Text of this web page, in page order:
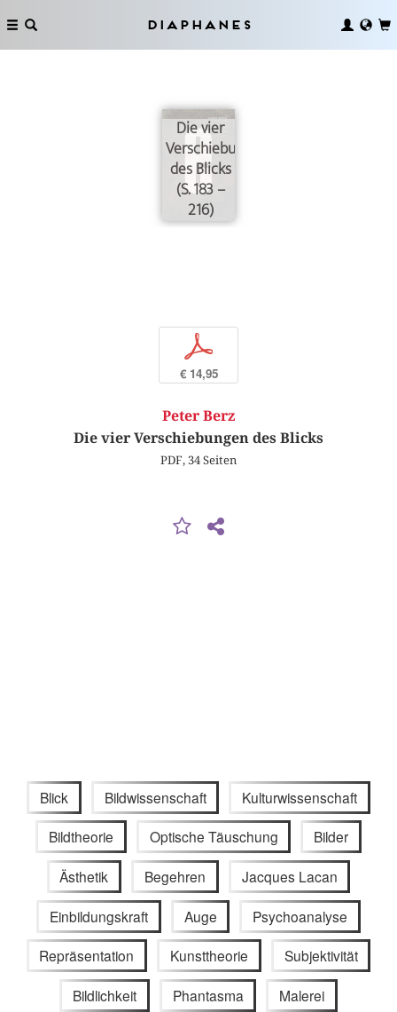
Diaphanes
Die vier
Verschiebungen
des Blicks
(S. 183 –
216)
p
€ 14,95
Peter Berz
Die vier Verschiebungen des Blicks
PDF, 34 Seiten
Blick Bildwissenschaft Kulturwissenschaft
Bildtheorie Optische Täuschung Bilder
Ästhetik Begehren Jacques Lacan
Einbildungskraft Auge Psychoanalyse
Repräsentation Kunsttheorie Subjektivität
Bildlichkeit Phantasma Malerei